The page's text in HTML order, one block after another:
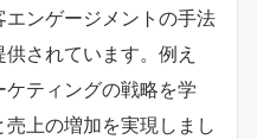
ンゲージメントの手法
されています。例え
ティングの戦略を学
上の増加を実現しまし